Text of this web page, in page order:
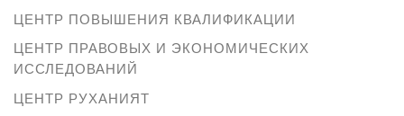
ЦЕНТР ПОВЫШЕНИЯ КВАЛИФИКАЦИИ
ЦЕНТР ПРАВОВЫХ И ЭКОНОМИЧЕСКИХ
ИССЛЕДОВАНИЙ
ЦЕНТР РУХАНИЯТ